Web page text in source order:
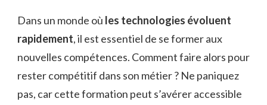
Dans un monde où les technologies évoluent
rapidement, il est essentiel de se former aux
nouvelles compétences. Comment faire alors pour
rester compétitif dans son métier ? Ne paniquez
pas, car cette formation peut s’avérer accessible